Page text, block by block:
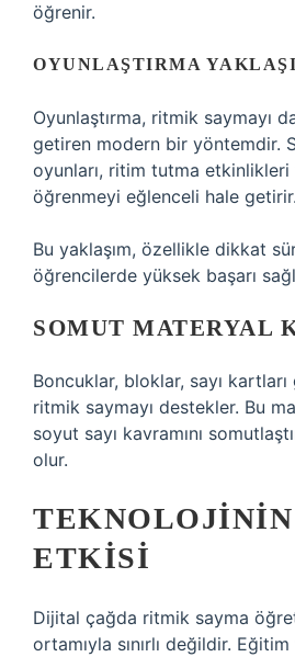
öğrenir.
OYUNLAŞTIRMA
Oyunlaştırma, ritmik saymayı
getiren modern bir yöntemdir.
oyunları, ritim tutma etkinlikleri
öğrenmeyi eğlenceli hale getirir.
Bu yaklaşım, özellikle dikkat
öğrencilerde yüksek başarı
SOMUT MATERYAL
Boncuklar, bloklar, sayı
ritmik saymayı destekler. Bu
soyut sayı kavramını
olur.
ETKISI
Dijital çağda ritmik sayma
ortamıyla sınırlı değildir.